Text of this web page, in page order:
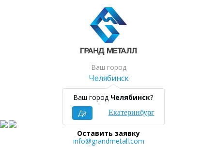
Ваш город
Челябинск
Ваш город Челябинск?
Да
Екатеринбург
8 (351) 700 04 08
Заказать звонок
Оставить заявку
info@grandmetall.com